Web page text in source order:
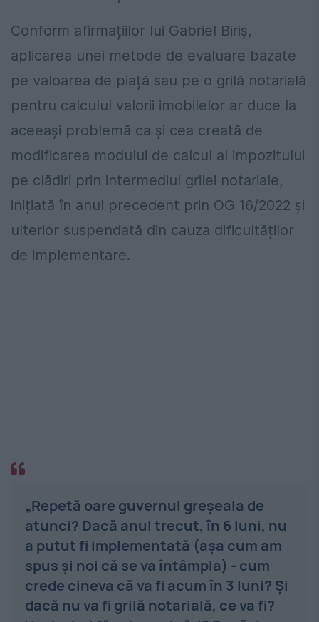
Conform afirmațiilor lui Gabriel Biriș,
aplicarea unei metode de evaluare bazate
pe valoarea de piață sau pe o grilă notarială
pentru calculul valorii imobilelor ar duce la
aceeași problemă ca și cea creată de
modificarea modului de calcul al impozitului
pe clădiri prin intermediul grilei notariale,
inițiată în anul precedent prin OG 16/2022 și
ulterior suspendată din cauza dificultăților
de implementare.
„Repetă oare guvernul greșeala de
atunci? Dacă anul trecut, în 6 luni, nu
a putut fi implementată (așa cum am
spus și noi că se va întâmpla) - cum
crede cineva că va fi acum în 3 luni? Și
dacă nu va fi grilă notarială, ce va fi?